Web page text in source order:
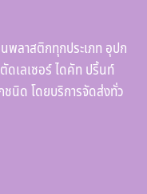
พลาสติกทุกประเภท อุปก
เลเซอร์ ไดคัท ปริ้นท์
นิด โดยบริการจัดส่งทั่ว